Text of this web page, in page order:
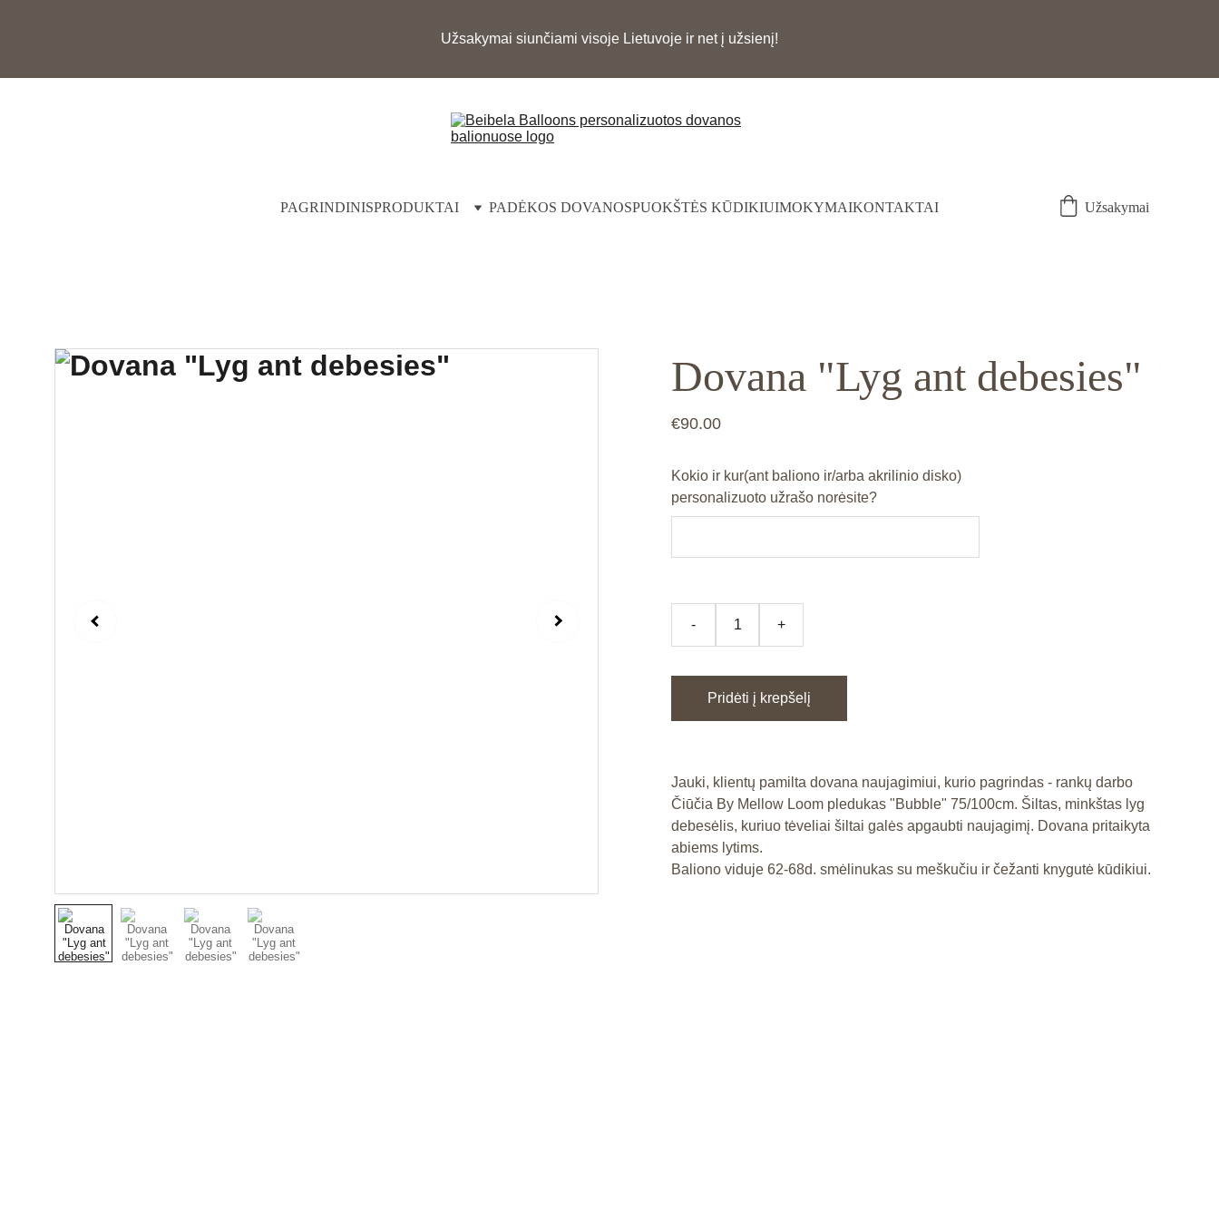
PAGRINDINISPRODUKTAI PADĖKOS DOVANOSPUOKŠTĖS KŪDIKIUIMOKYMAIKONTAKTAI Užsakymai
Dovana "Lyg ant debesies"
€90.00
Kokio ir kur(ant baliono ir/arba akrilinio disko)
personalizuoto užrašo norėsite?
- +
Pridėti į krepšelį
Jauki, klientų pamilta dovana naujagimiui, kurio pagrindas - rankų darbo
Čiūčia By Mellow Loom pledukas "Bubble" 75/100cm. Šiltas, minkštas lyg
debesėlis, kuriuo tėveliai šiltai galės apgaubti naujagimį. Dovana pritaikyta
abiems lytims.
Baliono viduje 62-68d. smėlinukas su meškučiu ir čežanti knygutė kūdikiui.
Užsakymai siunčiami visoje Lietuvoje ir net į užsienį!